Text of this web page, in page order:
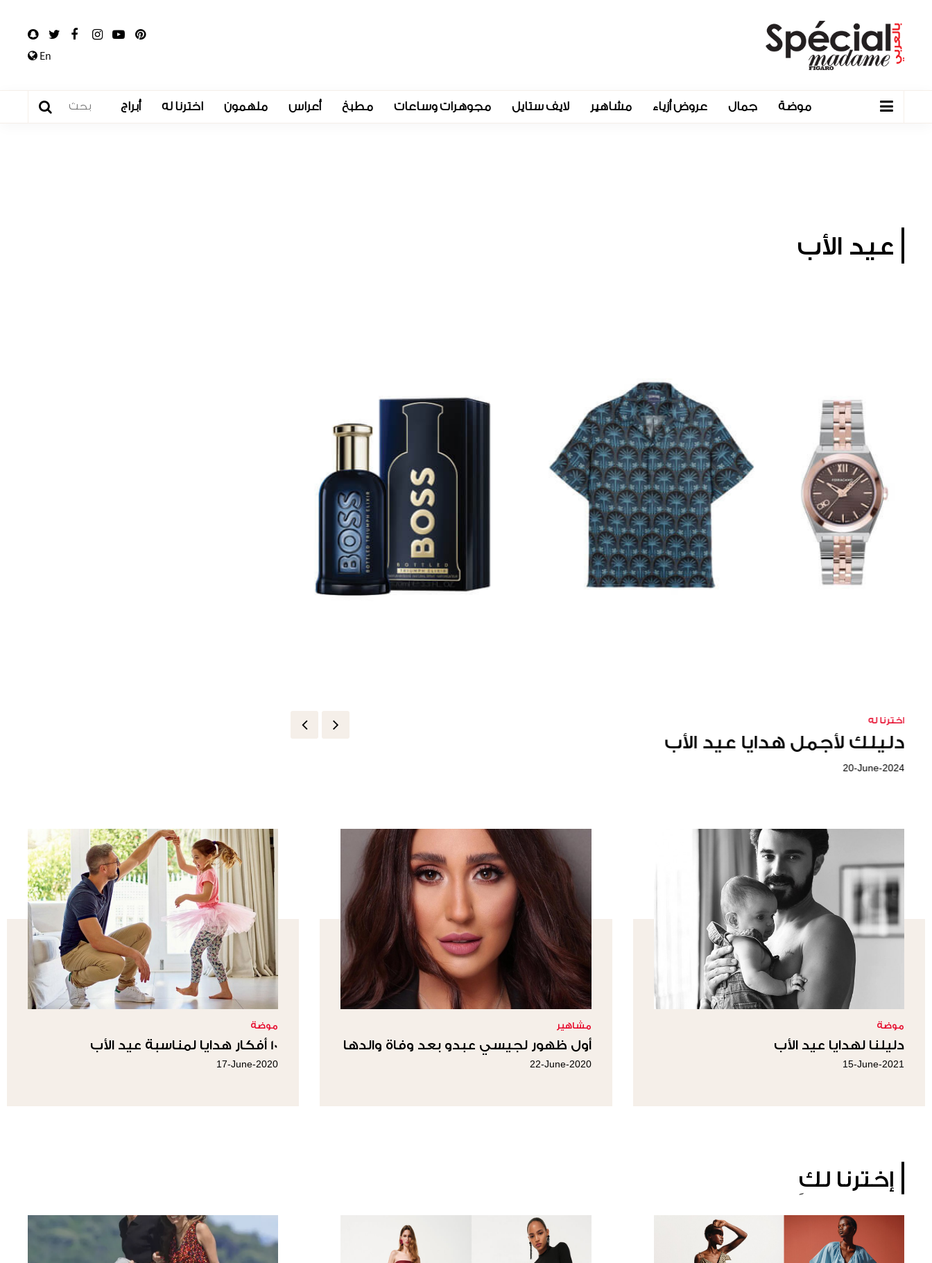
En
موضة جمال عروض أزياء مشاهير لايف ستايل مجوهرات وساعات مطبخ أعراس ملهمون اخترنا له أبراج
عيد الأب
اخترنا له
دليلك لأجمل هدايا عيد الأب
20-June-2024
موضة
دليلنا لهدايا عيد الأب
16-June-2023
موضة
دليلنا لهدايا عيد الأب
15-June-2021
مشاهير
أول ظهور لجيسي عبدو بعد وفاة والدها
22-June-2020
موضة
10 أفكار هدايا لمناسبة عيد الأب
17-June-2020
إخترنا لكِ